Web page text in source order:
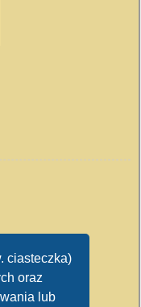
ciasteczka)
oraz
lub